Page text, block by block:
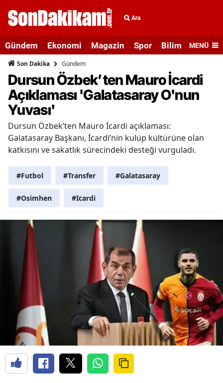
Ara
Gündem Ekonomi Magazin Spor Bilim veMENÜ
Son Dakika Gündem
Dursun Özbek’ten Mauro İcardi
Açıklaması 'Galatasaray O'nun
Yuvası'
Dursun Özbek’ten Mauro İcardi açıklaması:
Galatasaray Başkanı, İcardi’nin kulüp kültürüne olan
katkısını ve sakatlık sürecindeki desteği vurguladı.
#Futbol #Transfer #Galatasaray
#Osimhen #Icardi